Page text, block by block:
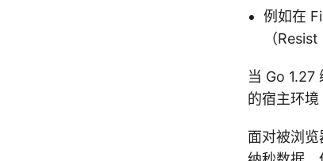
例如在
（
当 Go 1.27
的宿主环境
面对被浏